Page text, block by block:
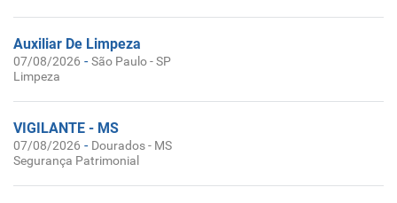
Auxiliar De Limpeza
07/08/2026 -São Paulo - SP
Limpeza
VIGILANTE - MS
07/08/2026 - Dourados - MS
Segurança Patrimonial